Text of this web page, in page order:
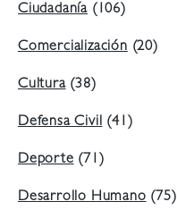
Ciudadanía (106)
Comercialización(20)
Cultura(38)
Defensa Civil(41)
Deporte(71)
Desarrollo Humano(75)